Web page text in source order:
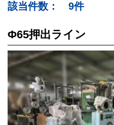
該当件数： 9件
Φ65押出ライン